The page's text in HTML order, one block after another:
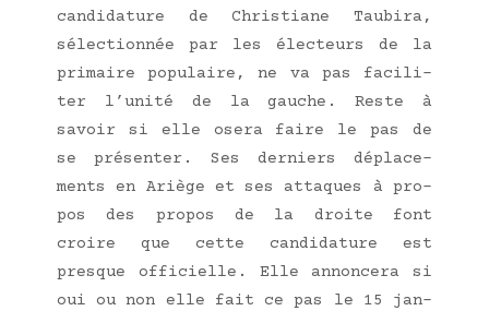
can­di­da­ture de Chris­tiane Tau­bi­ra,
sélec­tion­née par les élec­teurs de la
pri­maire popu­laire, ne va pas faci­li­
ter l’u­ni­té de la gauche. Reste à
savoir si elle ose­ra faire le pas de
se pré­sen­ter. Ses der­niers dépla­ce­
ments en Ariège et ses attaques à pro­
pos des pro­pos de la droite font
croire que cette can­di­da­ture est
presque offi­cielle. Elle annon­ce­ra si
oui ou non elle fait ce pas le 15 jan­